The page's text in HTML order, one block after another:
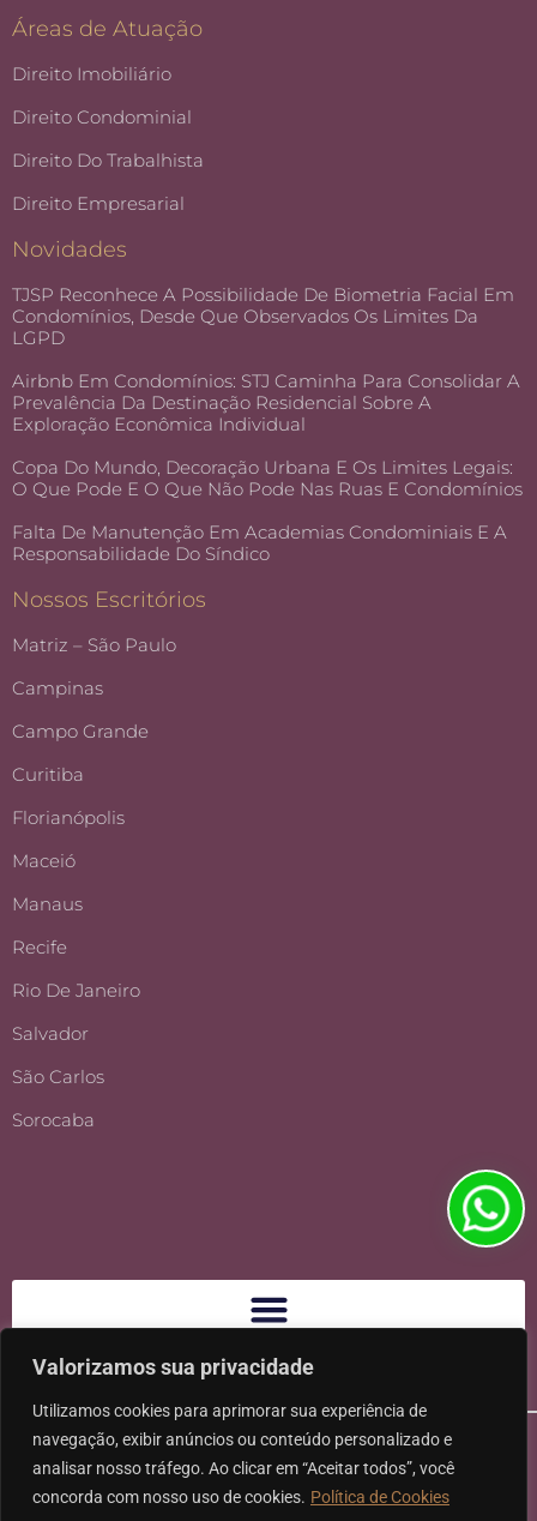
Valorizamos sua privacidade
Utilizamos cookies para aprimorar sua experiência de
navegação, exibir anúncios ou conteúdo personalizado e
analisar nosso tráfego. Ao clicar em “Aceitar todos”, você
concorda com nosso uso de cookies. Política de Cookies
Áreas de Atuação
Direito Imobiliário
Direito Condominial
Direito Do Trabalhista
Direito Empresarial
Novidades
TJSP Reconhece A Possibilidade De Biometria Facial Em
Condomínios, Desde Que Observados Os Limites Da
LGPD
Airbnb Em Condomínios: STJ Caminha Para Consolidar A
Prevalência Da Destinação Residencial Sobre A
Exploração Econômica Individual
Copa Do Mundo, Decoração Urbana E Os Limites Legais:
O Que Pode E O Que Não Pode Nas Ruas E Condomínios
Falta De Manutenção Em Academias Condominiais E A
Responsabilidade Do Síndico
Nossos Escritórios
Matriz – São Paulo
Campinas
Campo Grande
Curitiba
Florianópolis
Maceió
Manaus
Recife
Rio De Janeiro
Salvador
São Carlos
Sorocaba